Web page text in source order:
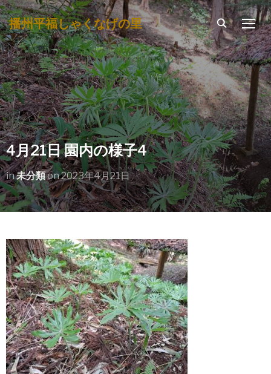
播州平福しゃくなげの里
4月21日 園内の様子4
in未分類on2023年4月21日